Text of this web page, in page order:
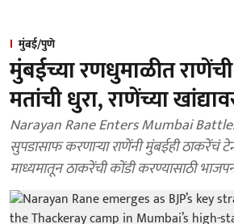
मुंबई/पुणे
मुंबईच्या रणधुमाळीत
मतांची धुरा, राणेंच्या
Narayan Rane Enters Mumbai
सुपडासाफ करणाऱ्या राणेंनी मुंबईही ठाकरेंचं
माध्यमातून ठाकरेंची कोंडी करण्यासाठी